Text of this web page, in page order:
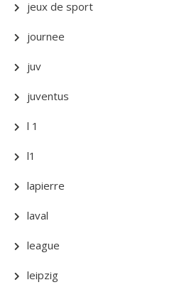
jeux de sport
journee
juv
juventus
l 1
l1
lapierre
laval
league
leipzig